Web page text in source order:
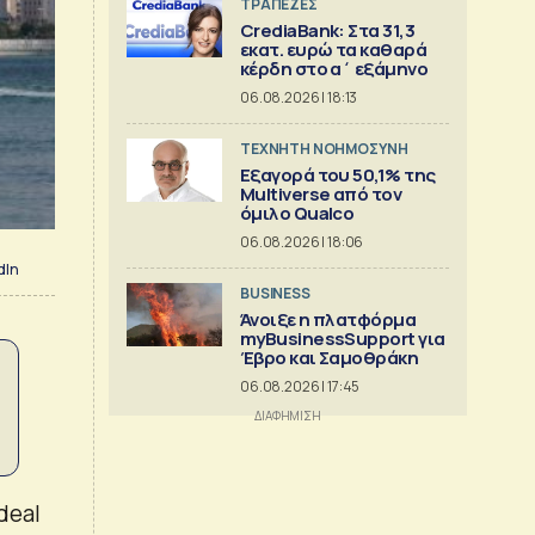
ΤΡΑΠΕΖΕΣ
CrediaBank: Στα 31,3
εκατ. ευρώ τα καθαρά
κέρδη στο α΄ εξάμηνο
06.08.2026 | 18:13
TΕΧΝΗΤΗ ΝΟΗΜΟΣΥΝΗ
Εξαγορά του 50,1% της
Multiverse από τον
όμιλο Qualco
06.08.2026 | 18:06
BUSINESS
Άνοιξε η πλατφόρμα
myBusinessSupport για
Έβρο και Σαμοθράκη
06.08.2026 | 17:45